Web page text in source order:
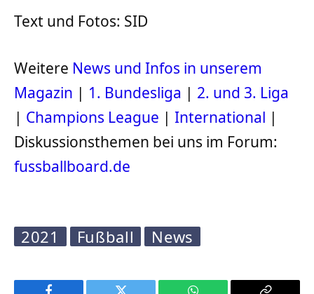
Text und Fotos: SID
Weitere News und Infos in unserem
Magazin | 1. Bundesliga | 2. und 3. Liga
| Champions League | International |
Diskussionsthemen bei uns im Forum:
fussballboard.de
2021 Fußball News